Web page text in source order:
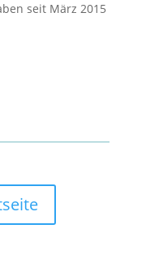
seit März 2015